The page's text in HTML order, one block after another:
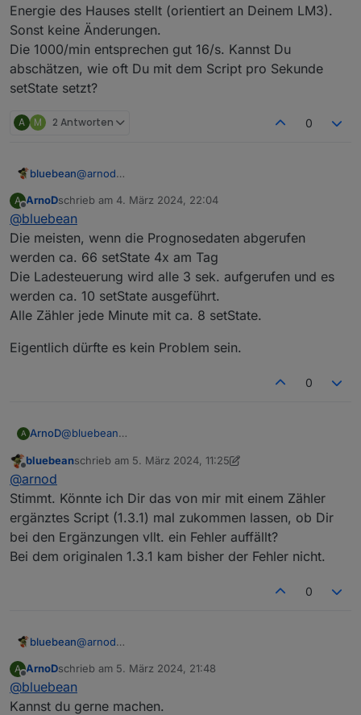
Energie des Hauses stellt (orientiert an Deinem LM3).
Sonst keine Änderungen.
Die 1000/min entsprechen gut 16/s. Kannst Du
abschätzen, wie oft Du mit dem Script pro Sekunde
setState setzt?
A M 2 Antworten 0
bluebean@arnod
umgestiegen, mal schauen ob der Fehler dann bei
mir auch kommt.
Ich hatte für mich Dein Script ja mit einem weiteren
Tageszähler ergänzt, der mir die aktuell verbrauchte
Energie des Hauses stellt (orientiert an Deinem
LM3). Sonst keine Änderungen.
Die 1000/min entsprechen gut 16/s. Kannst Du
abschätzen, wie oft Du mit dem Script pro Sekunde
setState setzt?
A
Offline
ArnoDschrieb am 4. März 2024, 22:04
zuletzt editiert von
@bluebean
Die meisten, wenn die Prognosedaten abgerufen
werden ca. 66 setState 4x am Tag
Die Ladesteuerung wird alle 3 sek. aufgerufen und es
werden ca. 10 setState ausgeführt.
Alle Zähler jede Minute mit ca. 8 setState.
Eigentlich dürfte es kein Problem sein.
0
A ArnoD@bluebean
werden ca. 66 setState 4x am Tag
werden ca. 10 setState ausgeführt.
Alle Zähler jede Minute mit ca. 8 setState.
Eigentlich dürfte es kein Problem sein.
Offline
bluebeanschrieb am 5. März 2024, 11:25
zuletzt editiert von bluebean3. Mai 2024, 12:26
@arnod
Stimmt. Könnte ich Dir das von mir mit einem Zähler
ergänztes Script (1.3.1) mal zukommen lassen, ob Dir
bei den Ergänzungen vllt. ein Fehler auffällt?
Bei dem originalen 1.3.1 kam bisher der Fehler nicht.
0
bluebean@arnod
ergänztes Script (1.3.1) mal zukommen lassen, ob Dir
bei den Ergänzungen vllt. ein Fehler auffällt?
Bei dem originalen 1.3.1 kam bisher der Fehler nicht.
A
Offline
ArnoDschrieb am 5. März 2024, 21:48
zuletzt editiert von
@bluebean
Kannst du gerne machen.